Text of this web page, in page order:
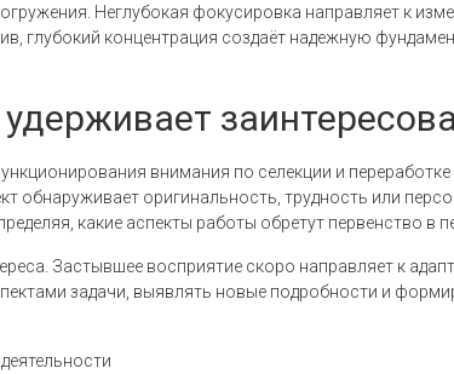
Неглубокая фокусировка направляет к
глубокий концентрация создаёт надежную
внимания по селекции и
обнаруживает оригинальность, трудность или
какие аспекты работы обретут первенство в
Застывшее восприятие скоро направляет к
задачи, выявлять новые подробности и